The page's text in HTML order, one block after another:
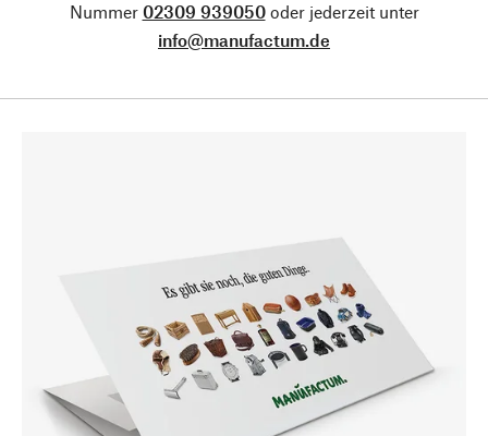
Nummer 02309 939050oder jederzeit unter
info@manufactum.de